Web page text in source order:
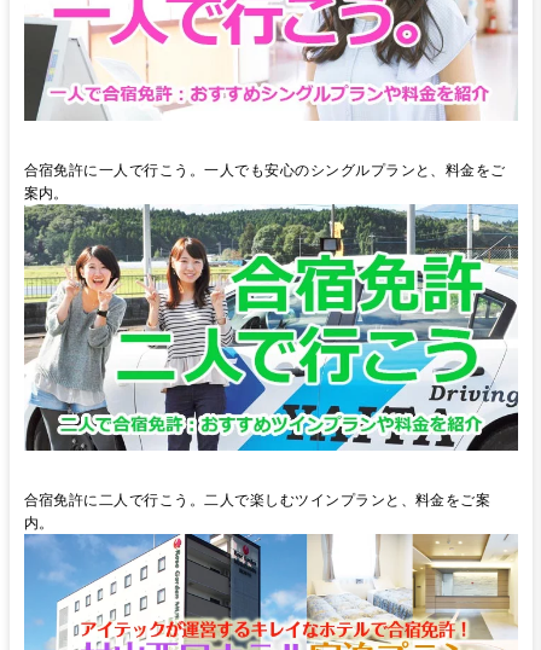
合宿免許に一人で行こう。一人でも安心のシングルプランと、料金をご
案内。
合宿免許に二人で行こう。二人で楽しむツインプランと、料金をご案
内。